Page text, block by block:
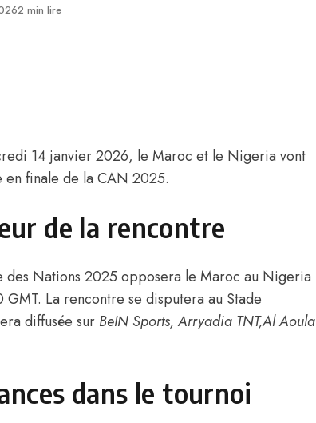
2 min lire
14 janvier 2026, le Maroc et le Nigeria vont
en finale de la CAN 2025.
de la rencontre
des Nations 2025 opposera le Maroc au Nigeria
La rencontre se disputera au Stade
diffusée sur BeIN Sports, Arryadia TNT,Al Aoula
dans le tournoi